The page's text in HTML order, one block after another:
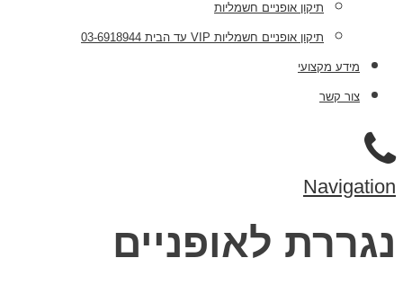
תיקון אופניים חשמליות
תיקון אופניים חשמליות VIP עד הבית 03-6918944
מידע מקצועי
צור קשר
Navigation
נגררת לאופניים